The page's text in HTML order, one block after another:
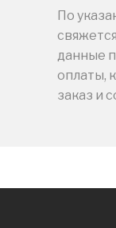
По
данные
оплаты,
заказ и